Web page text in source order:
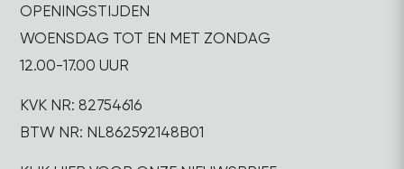
OPENINGSTIJDEN
WOENSDAG TOT EN MET ZONDAG
12.00-17.00 UUR
KVK NR: 82754616
BTW NR: NL862592148B01